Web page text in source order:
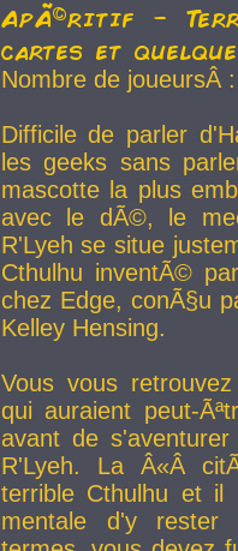
ApÃ©ritif -
cartes et
Nombre de
Difficile de parler
les geeks sans
mascotte la plus
avec le dÃ©, le
R'Lyeh se situe
Cthulhu inventÃ©
chez Edge, conÃ§u
Kelley Hensing.
Vous vous
qui auraient peut-
avant de
R'Lyeh. La Â«Â
terrible Cthulhu et
mentale d'y rester